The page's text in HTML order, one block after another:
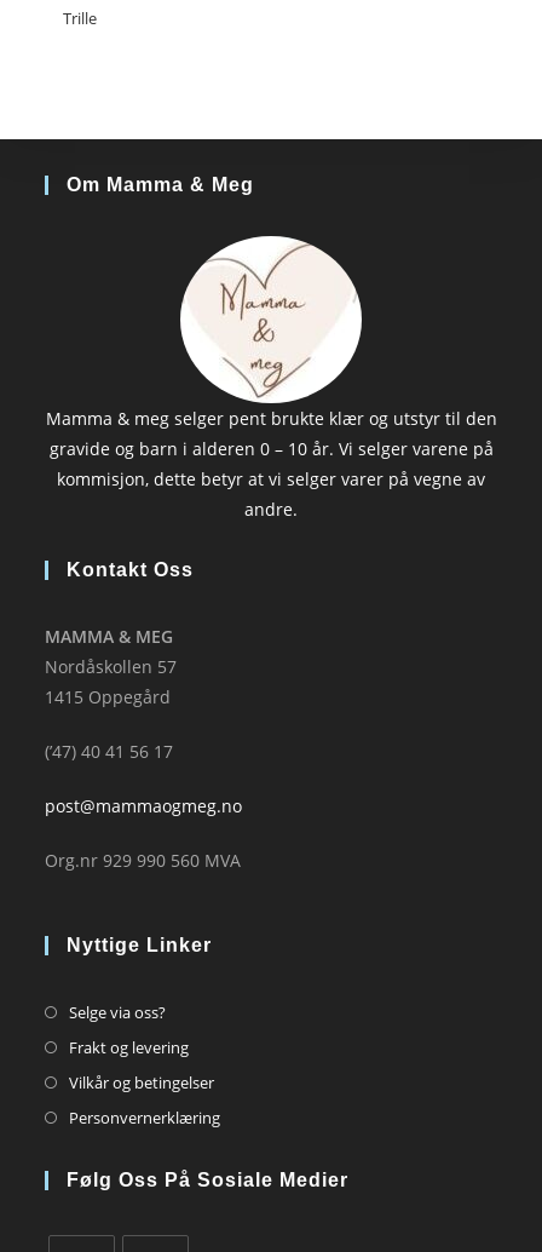
Trille
Om Mamma & Meg
Mamma & meg selger pent brukte klær og utstyr til den
gravide og barn i alderen 0 – 10 år. Vi selger varene på
kommisjon, dette betyr at vi selger varer på vegne av
andre.
Kontakt Oss
MAMMA & MEG
Nordåskollen 57
1415 Oppegård
(’47) 40 41 56 17
post@mammaogmeg.no
Org.nr 929 990 560 MVA
Nyttige Linker
Selge via oss?Opens
in
tab
Frakt og leveringOpens
in
Vilkår og betingelserOpens
in
new
PersonvernerklæringOpens
a
Følg Oss På Sosiale Medier